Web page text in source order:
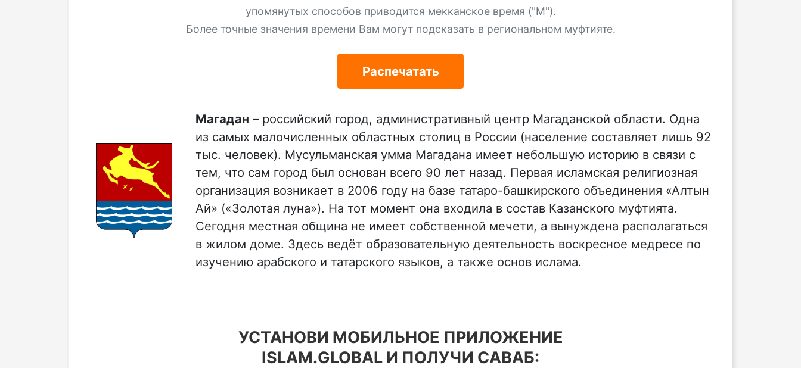
упомянутых способов приводится мекканское время ("М").
Более точные значения времени Вам могут подсказать в региональном муфтияте.
Распечатать
Магадан – российский город, административный центр Магаданской области. Одна
из самых малочисленных областных столиц в России (население составляет лишь 92
тыс. человек). Мусульманская умма Магадана имеет небольшую историю в связи с
тем, что сам город был основан всего 90 лет назад. Первая исламская религиозная
организация возникает в 2006 году на базе татаро-башкирского объединения «Алтын
Ай» («Золотая луна»). На тот момент она входила в состав Казанского муфтията.
Сегодня местная община не имеет собственной мечети, а вынуждена располагаться
в жилом доме. Здесь ведёт образовательную деятельность воскресное медресе по
изучению арабского и татарского языков, а также основ ислама.
УСТАНОВИ МОБИЛЬНОЕ ПРИЛОЖЕНИЕ
ISLAM.GLOBAL И ПОЛУЧИ САВАБ: